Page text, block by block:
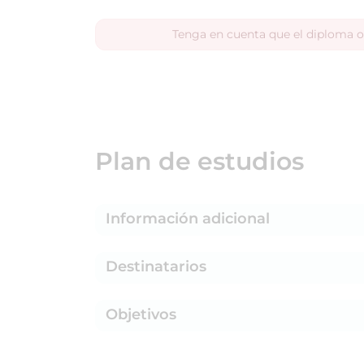
Tenga en cuenta que el diploma
Plan de estudios
Información adicional
Destinatarios
Objetivos